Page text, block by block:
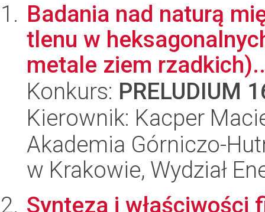
Badania nad naturą
tlenu w
metale ziem
Konkurs: PRELUDIUM
Kierownik: Kacper
Akademia Górniczo-
w Krakowie, Wydział
Synteza i właściwości